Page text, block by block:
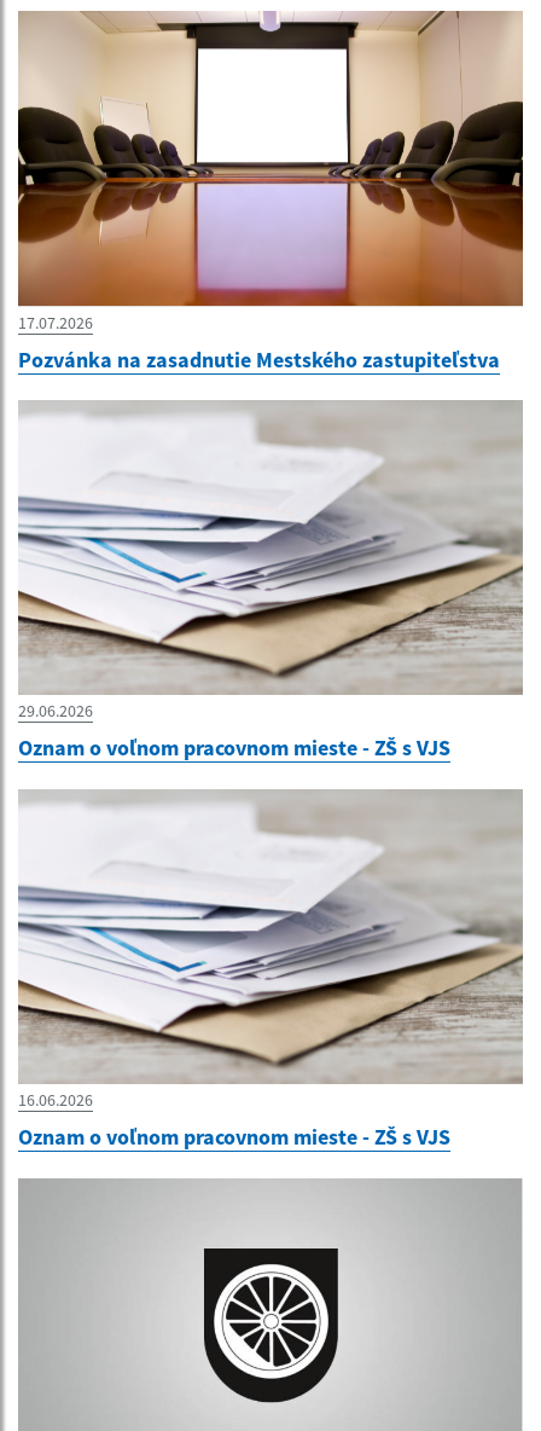
17.07.2026
Pozvánka na zasadnutie Mestského zastupiteľstva
29.06.2026
Oznam o voľnom pracovnom mieste - ZŠ s VJS
16.06.2026
Oznam o voľnom pracovnom mieste - ZŠ s VJS